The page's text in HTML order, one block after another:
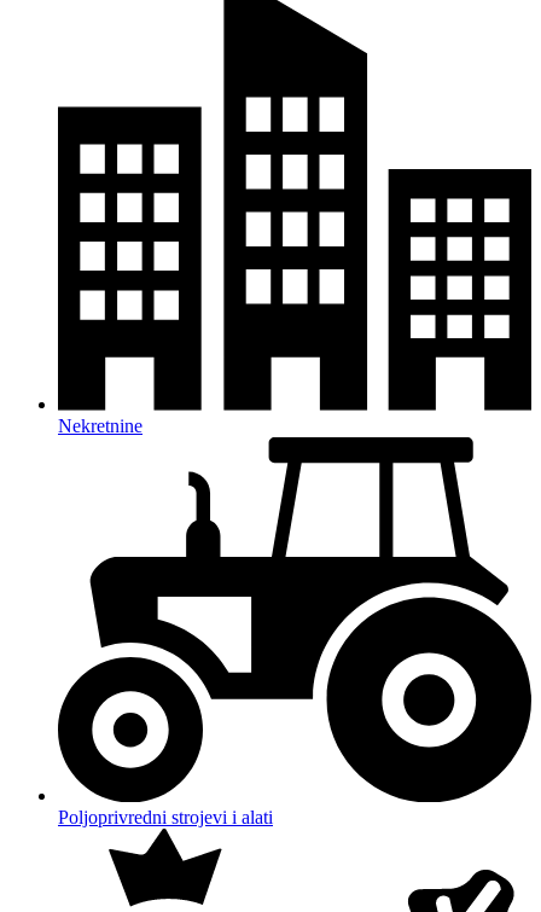
Nekretnine
Poljoprivredni strojevi i alati